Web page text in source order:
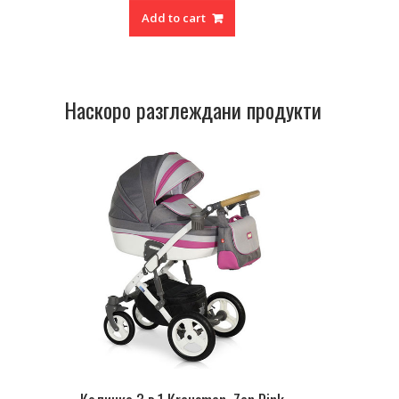
was:
лв.1,273.00.
Add to cart
Наскоро разглеждани продукти